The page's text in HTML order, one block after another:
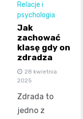
Relacje i
psychologia
Jak
zachować
klasę gdy on
zdradza
28 kwietnia
2025
Zdrada to
jedno z